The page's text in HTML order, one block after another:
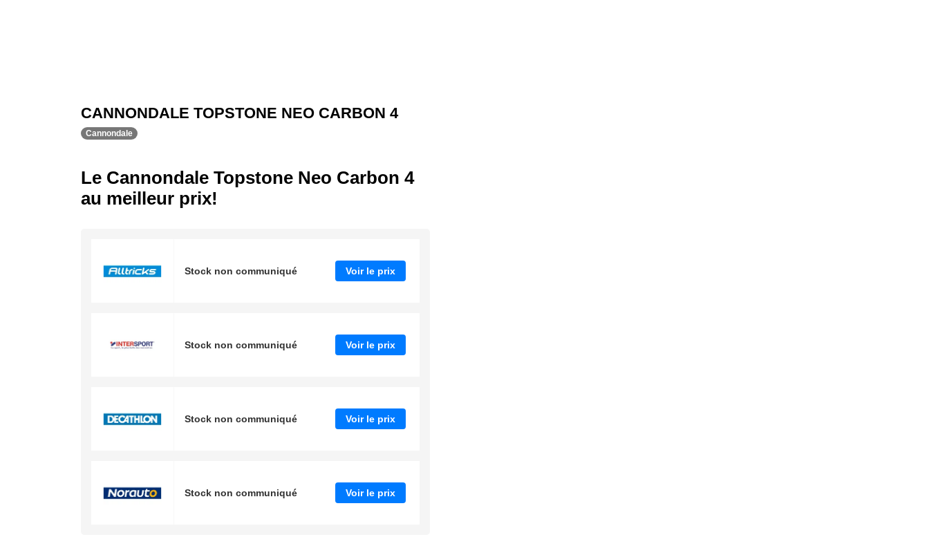
CANNONDALE TOPSTONE NEO CARBON 4
Cannondale
Le Cannondale Topstone Neo Carbon 4
au meilleur prix!
Stock non communiqué Voir le prix
Stock non communiqué Voir le prix
Stock non communiqué Voir le prix
Stock non communiqué Voir le prix